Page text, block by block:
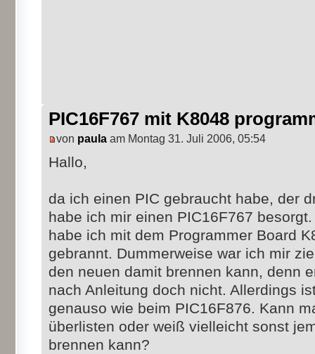
PIC16F767 mit K8048
von paula am Montag 31. Juli 2006, 05:54
Hallo,
da ich einen PIC gebraucht habe, der
habe ich mir einen PIC16F767
habe ich mit dem Programmer Board
gebrannt. Dummerweise war ich mir
den neuen damit brennen kann, denn
nach Anleitung doch nicht. Allerdings
genauso wie beim PIC16F876. Kann
überlisten oder weiß vielleicht sonst
brennen kann?